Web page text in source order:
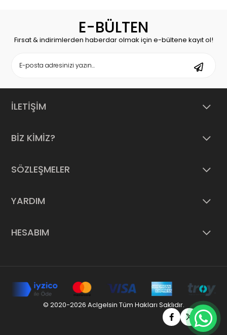
E-BÜLTEN
Fırsat & indirimlerden haberdar olmak için e-bültene kayıt ol!
İLETİŞİM
BİZ KİMİZ?
SÖZLEŞMELER
YARDIM
HESABIM
© 2020-2026 Aclgelsin Tüm Hakları Saklıdır.